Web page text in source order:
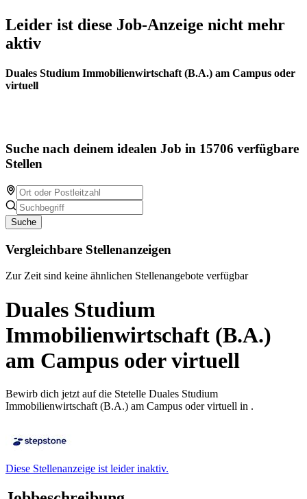
Leider ist diese Job-Anzeige nicht mehr
aktiv
Duales Studium Immobilienwirtschaft (B.A.) am Campus oder
virtuell
Suche nach deinem idealen Job in 15706 verfügbare
Stellen
Suche
Vergleichbare Stellenanzeigen
Zur Zeit sind keine ähnlichen Stellenangebote verfügbar
Duales Studium
Immobilienwirtschaft (B.A.)
am Campus oder virtuell
Bewirb dich jetzt auf die Stetelle Duales Studium
Immobilienwirtschaft (B.A.) am Campus oder virtuell in .
Diese Stellenanzeige ist leider inaktiv.